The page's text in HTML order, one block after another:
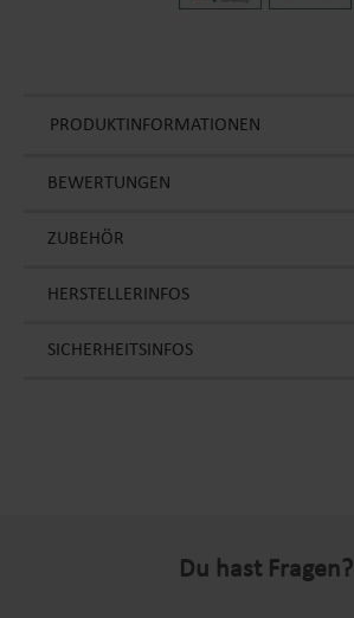
PRODUKTINFORMATIONEN
BEWERTUNGEN
ZUBEHÖR
HERSTELLERINFOS
SICHERHEITSINFOS
Du hast Fragen?